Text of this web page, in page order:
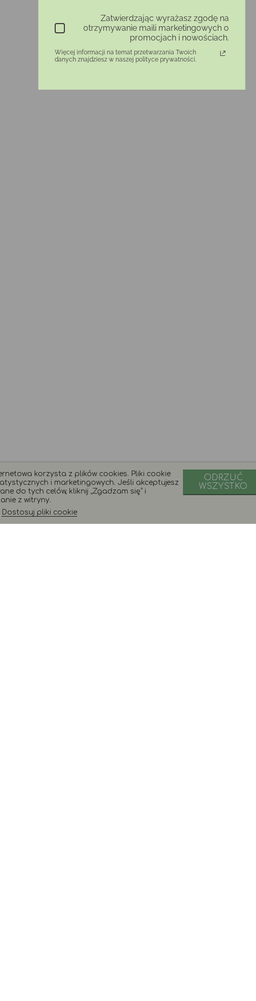
korzysta z plików cookies. Pliki cookie
i marketingowych. Jeśli akceptujesz
do tych celów, kliknij „Zgadzam się” i
z witryny.
Dostosuj pliki cookie
ODRZUĆ
WSZYSTKO
Zatwierdzając wyrażasz zgodę na
otrzymywanie maili marketingowych o
promocjach i nowościach.
Więcej informacji na temat przetwarzania Twoich
danych znajdziesz w naszej polityce prywatności.